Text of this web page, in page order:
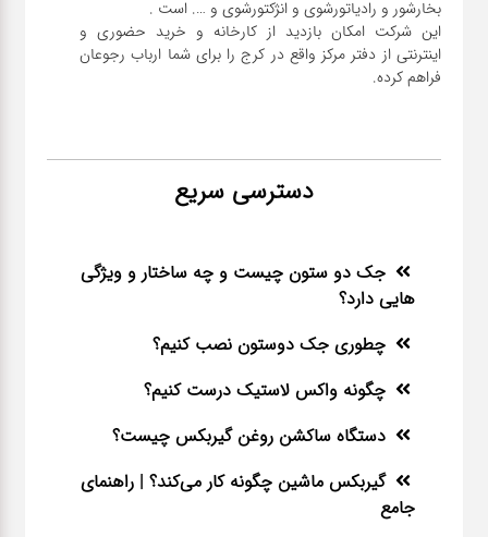
این شرکت امکان بازدید از کارخانه و خرید حضوری و
اینترنتی از دفتر مرکز واقع در کرج را برای شما ارباب رجوعان
فراهم کرده.
دسترسی سریع
جک دو ستون چیست و چه ساختار و ویژگی
هایی دارد؟
چطوری جک دوستون نصب کنیم؟
چگونه واکس لاستیک درست کنیم؟
دستگاه ساکشن روغن گیربکس چیست؟
گیربکس ماشین چگونه کار می‌کند؟ | راهنمای
جامع